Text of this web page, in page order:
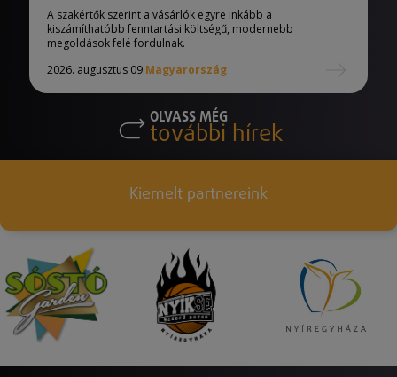
A szakértők szerint a vásárlók egyre inkább a
kiszámíthatóbb fenntartási költségű, modernebb
megoldások felé fordulnak.
2026. augusztus 09.Magyarország
OLVASS MÉG
további hírek
Kiemelt partnereink